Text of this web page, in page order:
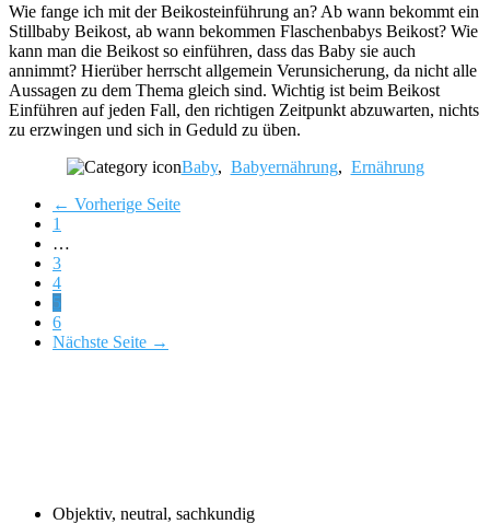
Wie fange ich mit der Beikosteinführung an? Ab wann bekommt ein
Stillbaby Beikost, ab wann bekommen Flaschenbabys Beikost? Wie
kann man die Beikost so einführen, dass das Baby sie auch
annimmt? Hierüber herrscht allgemein Verunsicherung, da nicht alle
Aussagen zu dem Thema gleich sind. Wichtig ist beim Beikost
Einführen auf jeden Fall, den richtigen Zeitpunkt abzuwarten, nichts
zu erzwingen und sich in Geduld zu üben.
Baby, Babyernährung, Ernährung
← Vorherige Seite
Page
1
pages
omitted
…
Page
3
Page
4
Page
5
Page
6
Nächste Seite →
Objektiv, neutral, sachkundig